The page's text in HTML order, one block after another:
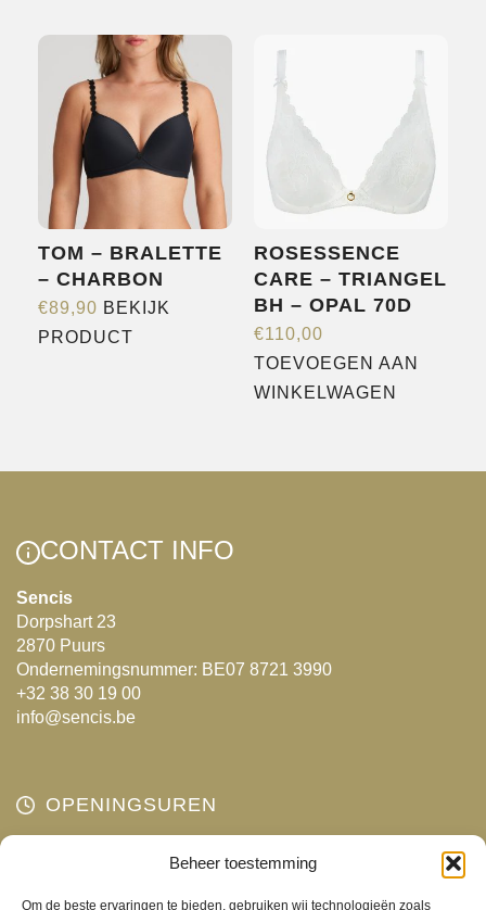
Beheer toestemming
Om de beste ervaringen te bieden, gebruiken wij technologieën zoals
TOM – BRALETTE
– CHARBON
€89,90 BEKIJK
PRODUCT
kan
productpagina
ROSESSENCE
CARE – TRIANGEL
BH – OPAL 70D
€110,00
TOEVOEGEN AAN
WINKELWAGEN
CONTACT INFO
Sencis
Dorpshart 23
2870 Puurs
Ondernemingsnummer: BE07 8721 3990
+32 38 30 19 00
info@sencis.be
OPENINGSUREN
Gesloten